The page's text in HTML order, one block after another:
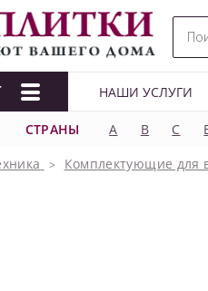
НАШИ УСЛУГИ
СТРАНЫ A B C
Комплектующие для